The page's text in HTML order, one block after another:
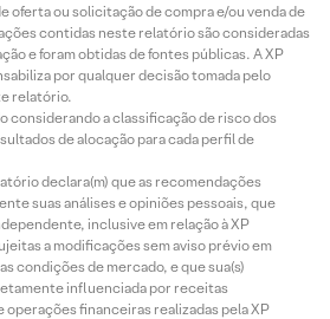
oferta ou solicitação de compra e/ou venda de
contidas neste relatório são consideradas
e foram obtidas de fontes públicas. A XP
por qualquer decisão tomada pelo
relatório.
considerando a classificação de risco dos
de alocação para cada perfil de
declara(m) que as recomendações
suas análises e opiniões pessoais, que
inclusive em relação à XP
a modificações sem aviso prévio em
condições de mercado, e que sua(s)
influenciada por receitas
financeiras realizadas pela XP